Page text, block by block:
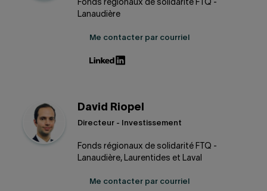
Fonds régionaux de solidarité FTQ -
Lanaudière
Me contacter par courriel
David Riopel
Directeur - Investissement
Fonds régionaux de solidarité FTQ -
Lanaudière, Laurentides et Laval
Me contacter par courriel